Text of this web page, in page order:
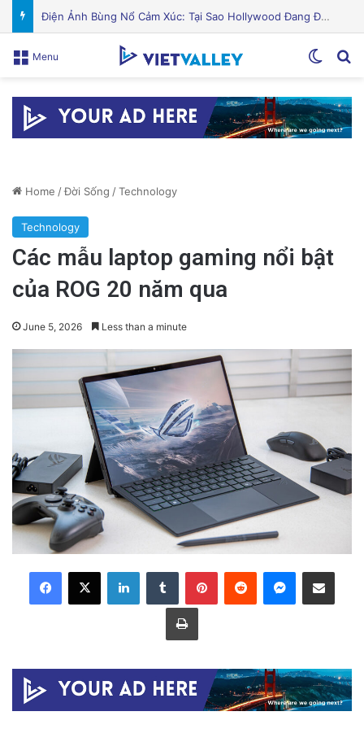
Puerto Rico Bắt Đầu Cắt Giảm Nước Giữa Cuộc Khủng Hoảng Hạn Hán: “Thật Khắc Nghiệt”
Menu
Home /Đời Sống /Technology
Technology
Các mẫu laptop gaming nổi bật
của ROG 20 năm qua
June 5, 2026 Less than a minute
LinkedInTumblr PinterestReddit Messenger
Share via Email
Print